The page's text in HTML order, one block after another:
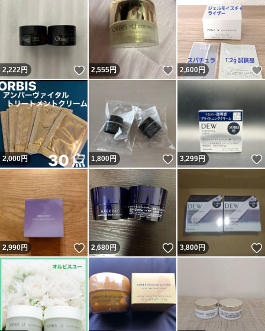
2,222円 いいね！
2,555円 いいね！
2,600円
2,000円 いいね！
1,800円 いいね！
3,299円
2,990円 いいね！
2,680円 いいね！
3,800円